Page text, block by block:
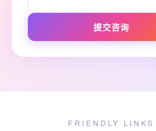
提交咨询
FRIENDLY LINKS